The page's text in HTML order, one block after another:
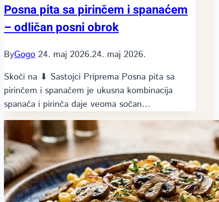
Posna pita sa pirinčem i spanaćem
– odličan posni obrok
ByGogo 24. maj 2026.24. maj 2026.
Skoči na ⬇ Sastojci Priprema Posna pita sa
pirinčem i spanaćem je ukusna kombinacija
spanaća i pirinča daje veoma sočan…